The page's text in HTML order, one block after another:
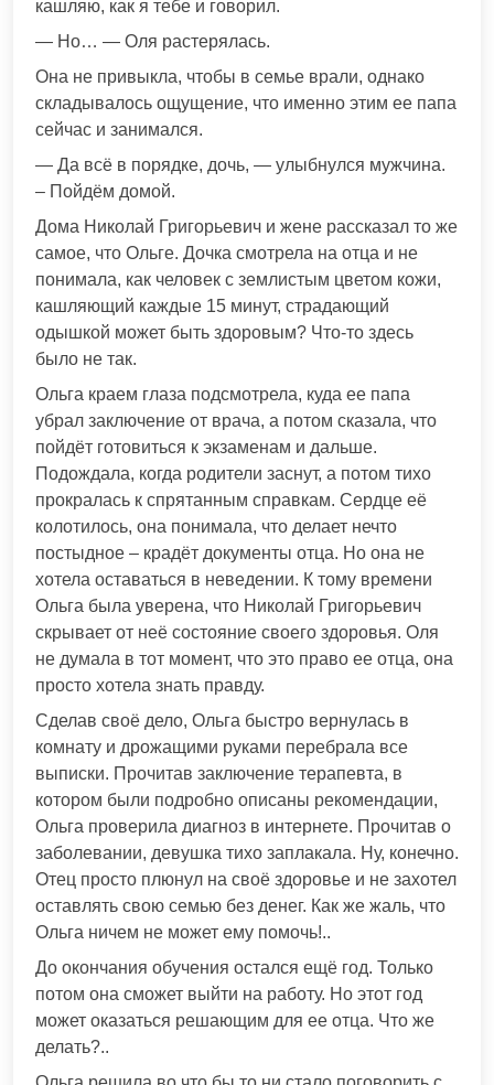
кашляю, как я тебе и говорил.
— Но… — Оля растерялась.
Она не привыкла, чтобы в семье врали, однако
складывалось ощущение, что именно этим ее папа
сейчас и занимался.
— Да всё в порядке, дочь, — улыбнулся мужчина.
– Пойдём домой.
Дома Николай Григорьевич и жене рассказал то же
самое, что Ольге. Дочка смотрела на отца и не
понимала, как человек с землистым цветом кожи,
кашляющий каждые 15 минут, страдающий
одышкой может быть здоровым? Что-то здесь
было не так.
Ольга краем глаза подсмотрела, куда ее папа
убрал заключение от врача, а потом сказала, что
пойдёт готовиться к экзаменам и дальше.
Подождала, когда родители заснут, а потом тихо
прокралась к спрятанным справкам. Сердце её
колотилось, она понимала, что делает нечто
постыдное – крадёт документы отца. Но она не
хотела оставаться в неведении. К тому времени
Ольга была уверена, что Николай Григорьевич
скрывает от неё состояние своего здоровья. Оля
не думала в тот момент, что это право ее отца, она
просто хотела знать правду.
Сделав своё дело, Ольга быстро вернулась в
комнату и дрожащими руками перебрала все
выписки. Прочитав заключение терапевта, в
котором были подробно описаны рекомендации,
Ольга проверила диагноз в интернете. Прочитав о
заболевании, девушка тихо заплакала. Ну, конечно.
Отец просто плюнул на своё здоровье и не захотел
оставлять свою семью без денег. Как же жаль, что
Ольга ничем не может ему помочь!..
До окончания обучения остался ещё год. Только
потом она сможет выйти на работу. Но этот год
может оказаться решающим для ее отца. Что же
делать?..